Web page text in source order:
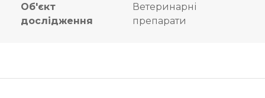
Об'єкт
дослідження
Ветеринарні
препарати